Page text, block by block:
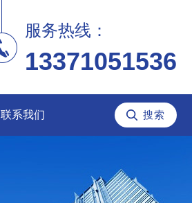
服务热线：
13371051536
联系我们